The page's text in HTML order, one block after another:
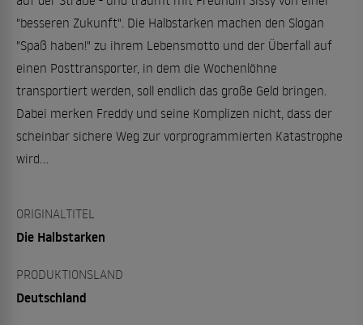
"besseren Zukunft". Die Halbstarken machen den Slogan
"Spaß haben!" zu ihrem Lebensmotto und der Überfall auf
einen Posttransporter, in dem die Wochenlöhne
transportiert werden, soll endlich das große Geld bringen.
Dabei merken Freddy und seine Komplizen nicht, dass der
scheinbar sichere Weg zur vorprogrammierten Katastrophe
wird...
ORIGINALTITEL
Die Halbstarken
PRODUKTIONSLAND
Deutschland